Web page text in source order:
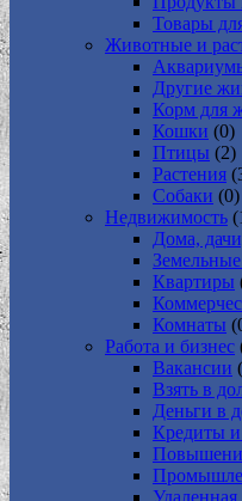
Товары
Животные и
Другие
Корм для
Кошки (0)
Птицы (2)
Растения
Собаки (0)
Недвижимость
Дома,
Квартиры
Комнаты
Работа и бизнес
Вакансии
Взять в
Деньги в
Кредиты
Удаленная